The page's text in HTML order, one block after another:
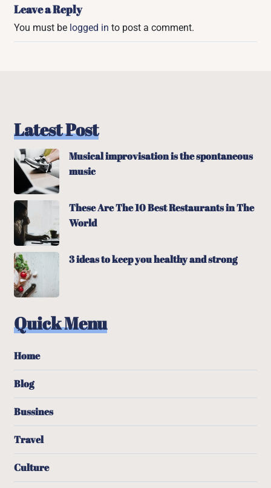
Leave a Reply
You must be logged in to post a comment.
Latest Post
Musical improvisation is the spontaneous
music
These Are The 10 Best Restaurants in The
World
3 ideas to keep you healthy and strong
Quick Menu
Home
Blog
Bussines
Travel
Culture